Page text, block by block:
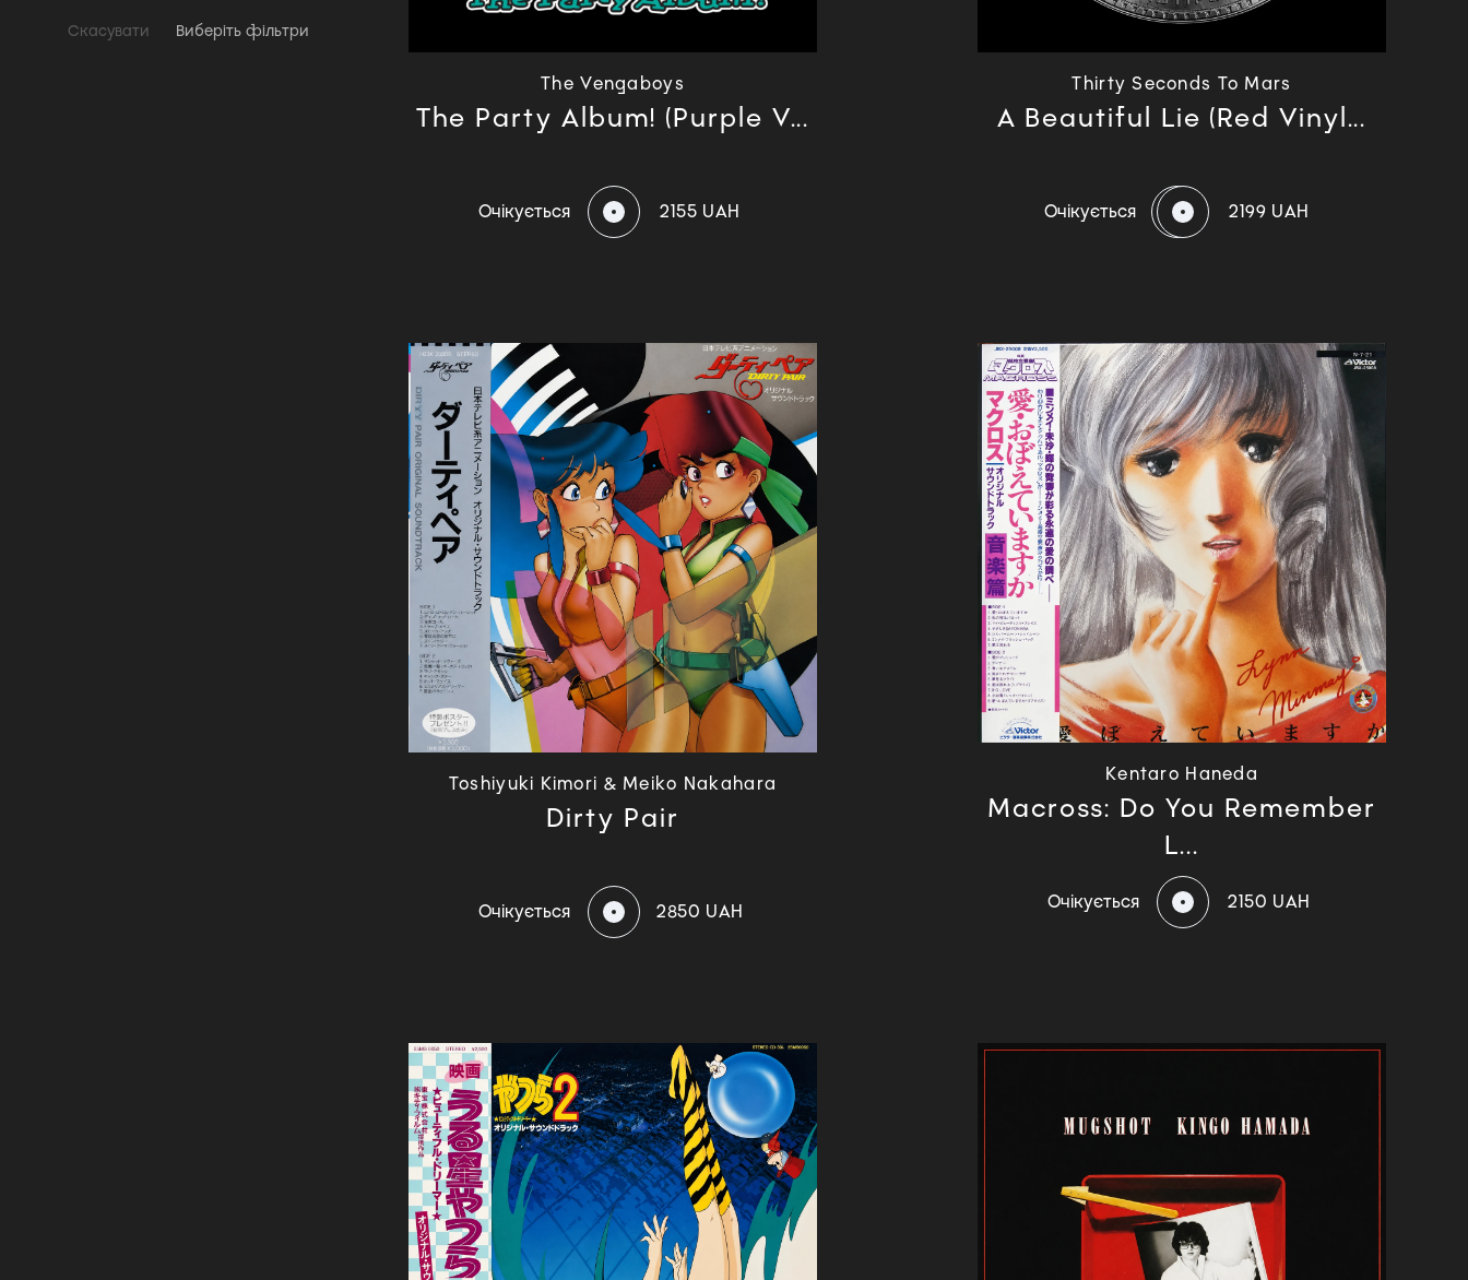
Скасувати Виберіть фільтри
The Vengaboys
The Party Album! (Purple V...
Очікується 2155 UAH
Thirty Seconds To Mars
A Beautiful Lie (Red Vinyl...
Очікується 2199 UAH
Toshiyuki Kimori & Meiko Nakahara
Dirty Pair
Очікується 2850 UAH
Kentaro Haneda
Macross: Do You Remember
L...
Очікується 2150 UAH